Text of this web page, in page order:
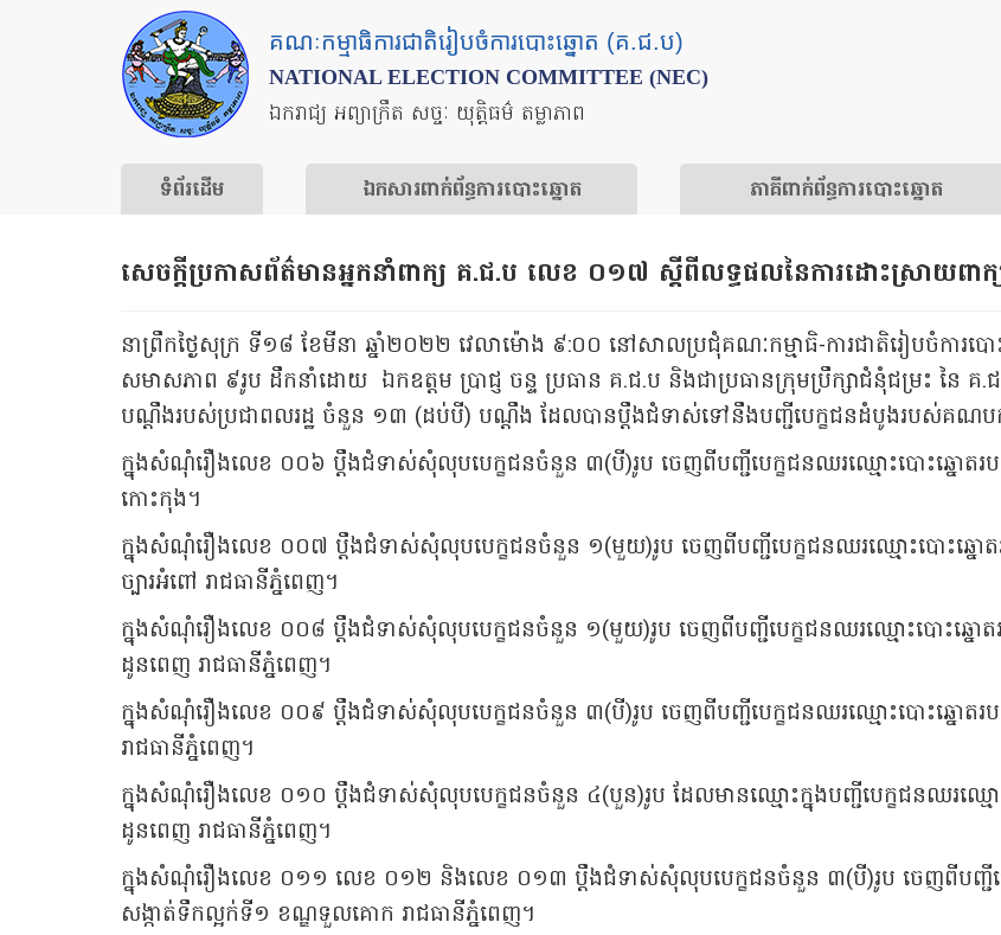
គណៈកម្មាធិការជាតិរៀបចំការបោះឆ្នោត (គ.ជ.ប)
NATIONAL ELECTION COMMITTEE (NEC)
ឯករាជ្យ អព្យាក្រឹត សច្ចៈ យុត្តិធម៌ តម្លាភាព
ទំព័រ​ដើម ឯកសារ​ពាក់ព័ន្ធ​ការ​បោះឆ្នោត ​ភាគីពាក់ព័ន្ធ​​ការ​បោះឆ្នោត
សេចក្តីប្រកាសព័ត៌មានអ្នកនាំពាក្យ គ.ជ.ប លេខ ០១៧ ស្តីពីលទ្ធផលនៃការដោះស្រាយព
នាព្រឹកថ្ងៃសុក្រ ទី១៨ ខែមីនា ឆ្នាំ២០២២ វេលាម៉ោង ៩:០០ នៅសាលប្រជុំគណៈកម្មាធិ-ការជាតិរៀបចំការប
សមាសភាព ៩រូប ដឹកនាំដោយ ឯកឧត្តម ប្រាជ្ញ ចន្ទ ប្រធាន គ.ជ.ប និងជាប្រធានក្រុមប្រឹក្សាជំនុំជម្រះ នៃ គ.
បណ្តឹងរបស់ប្រជាពលរដ្ឋ ចំនួន ១៣ (ដប់បី) បណ្ដឹង ដែលបានប្តឹងជំទាស់ទៅនឹងបញ្ជីបេក្ខជនដំបូងរបស់គណបក្
ក្នុងសំណុំរឿងលេខ ០០៦ ប្ដឹងជំទាស់សុំលុបបេក្ខជនចំនួន ៣(បី)រូប ចេញពីបញ្ជីបេក្ខជនឈរឈ្មោះបោះឆ្នោតរ
កោះកុង។
ក្នុងសំណុំរឿងលេខ ០០៧ ប្ដឹងជំទាស់សុំលុបបេក្ខជនចំនួន ១(មួយ)រូប ចេញពីបញ្ជីបេក្ខជនឈរឈ្មោះបោះឆ្នោ
ច្បារអំពៅ រាជធានីភ្នំពេញ។
ក្នុងសំណុំរឿងលេខ ០០៨ ប្ដឹងជំទាស់សុំលុបបេក្ខជនចំនួន ១(មួយ)រូប ចេញពីបញ្ជីបេក្ខជនឈរឈ្មោះបោះឆ្នោ
ដូនពេញ រាជធានីភ្នំពេញ។
ក្នុងសំណុំរឿងលេខ ០០៩ ប្ដឹងជំទាស់សុំលុបបេក្ខជនចំនួន ៣(បី)រូប ចេញពីបញ្ជីបេក្ខជនឈរឈ្មោះបោះឆ្នោត
រាជធានីភ្នំពេញ។
ក្នុងសំណុំរឿងលេខ ០១០ ប្ដឹងជំទាស់សុំលុបបេក្ខជនចំនួន ៤(បួន)រូប ដែលមានឈ្មោះក្នុងបញ្ជីបេក្ខជនឈរឈ្ម
ដូនពេញ រាជធានីភ្នំពេញ។
ក្នុងសំណុំរឿងលេខ ០១១ លេខ ០១២ និងលេខ ០១៣ ប្ដឹងជំទាស់សុំលុបបេក្ខជនចំនួន ៣(បី)រូប ចេញពីបញ្ជីប
សង្កាត់ទឹកល្អក់ទី១ ខណ្ឌទួលគោក រាជធានីភ្នំពេញ។